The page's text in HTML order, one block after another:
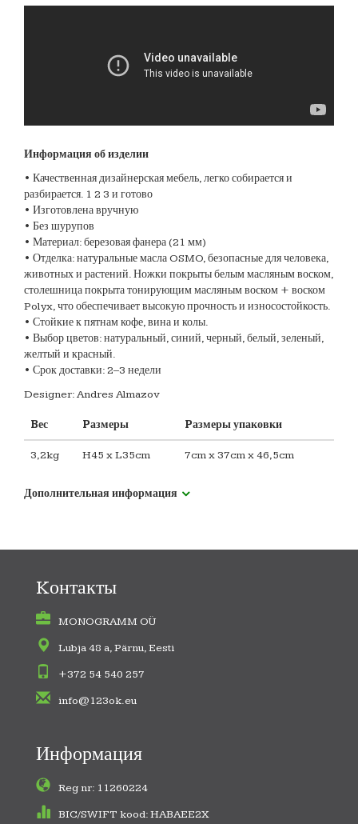
Информация об изделии
• Качественная дизайнерская мебель, легко собирается и
разбирается. 1 2 3 и готово
• Изготовлена вручную
• Без шурупов
• Материал: березовая фанера (21 мм)
• Отделка: натуральные масла OSMO, безопасные для человека,
животных и растений. Ножки покрыты белым масляным воском,
столешница покрыта тонирующим масляным воском + воском
Polyx, что обеспечивает высокую прочность и износостойкость.
• Стойкие к пятнам кофе, вина и колы.
• Выбор цветов: натуральный, синий, черный, белый, зеленый,
желтый и красный.
• Срок доставки: 2–3 недели
Designer: Andres Almazov
Bес Pазмеры Pазмеры упаковки
3,2kg H45 x L35cm 7cm x 37cm x 46,5cm
Дополнительная информация
Kонтакты
MONOGRAMM OÜ
Lubja 48 a, Pärnu, Eesti
+372 54 540 257
info@123ok.eu
Информация
Reg nr: 11260224
BIC/SWIFT kood: HABAEE2X